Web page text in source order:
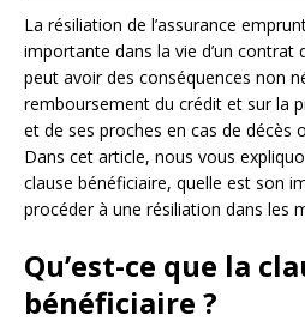
La résiliation de l’assurance
importante dans la vie d’un contrat
peut avoir des conséquences non
remboursement du crédit et sur la
et de ses proches en cas de décès
Dans cet article, nous vous
clause bénéficiaire, quelle est son
procéder à une résiliation dans les
Qu’est-ce que la
bénéficiaire ?